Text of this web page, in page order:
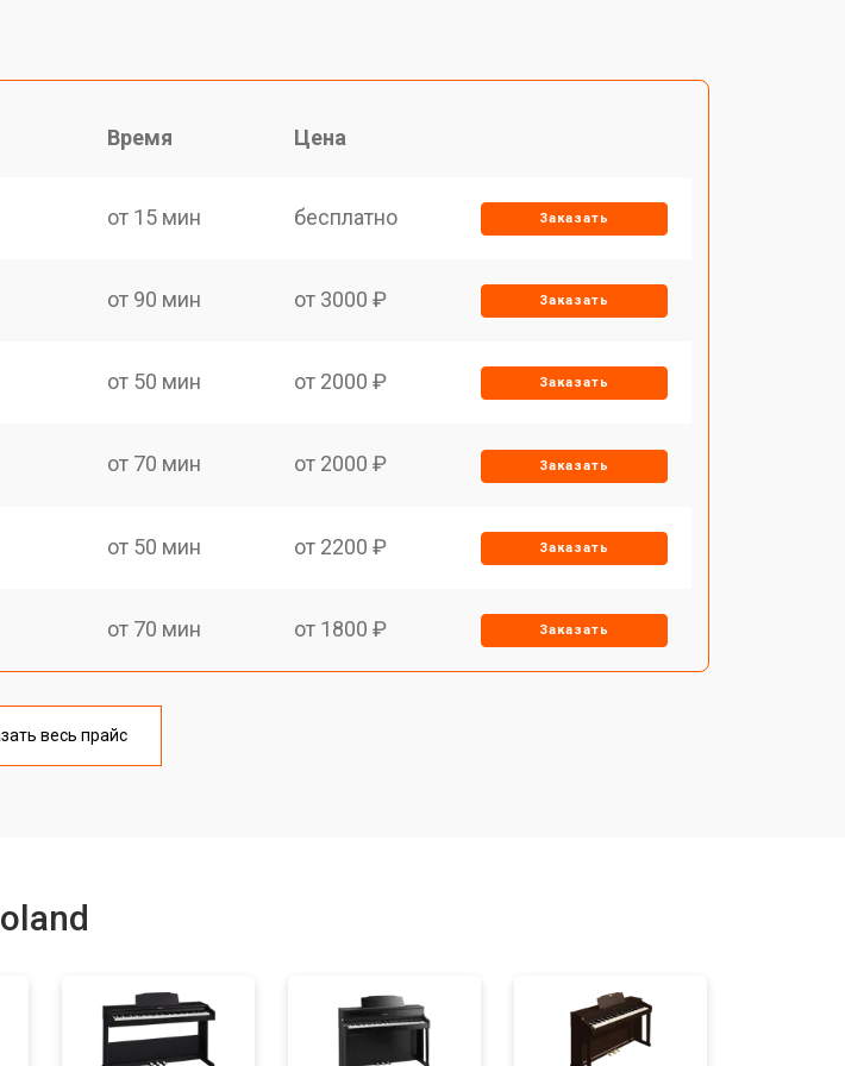
Время Цена
от 15 мин бесплатно Заказать
от 90 мин от 3000 ₽ Заказать
от 50 мин от 2000 ₽ Заказать
от 70 мин от 2000 ₽ Заказать
от 50 мин от 2200 ₽ Заказать
от 70 мин от 1800 ₽ Заказать
от 50 мин
от 70 мин
весь прайс